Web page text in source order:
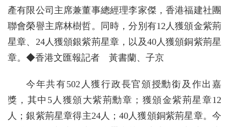
產有限公司主席兼董事總經理李家傑，香港福建社團
聯會榮譽主席林樹哲。同時，分別有12人獲頒金紫荊
星章、24人獲頒銀紫荊星章，以及40人獲頒銅紫荊星
章。◆香港文匯報記者 黃書蘭、子京
今年共有502人獲行政長官頒授勳銜及作出嘉
獎，其中5人獲頒大紫荊勳章；獲頒金紫荊星章12
人；銀紫荊星章得主24人；40人獲頒銅紫荊星章。今